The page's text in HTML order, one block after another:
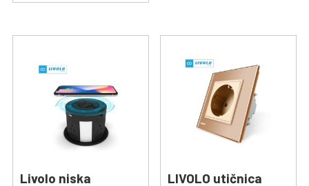
Livolo niska
LIVOLO utičnica